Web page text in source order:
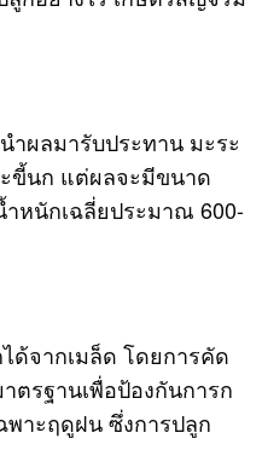
ำผลมารับประทาน มะระ
ขี้นก แต่ผลจะมีขนาด
หนักเฉลี่ยประมาณ 600-
ด้จากเมล็ด โดยการคัด
ตรฐานเพื่อป้องกันการก
าะฤดูฝน ซึ่งการปลูก